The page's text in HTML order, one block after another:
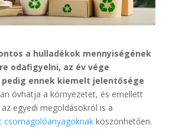
a hulladékok mennyiségének
odafigyelni, az év vége
ennek kiemelt jelentősége
óvhatja a környezetet, és emellett
egyedi megoldásokról is a
csomagolóanyagoknakköszönhetően.